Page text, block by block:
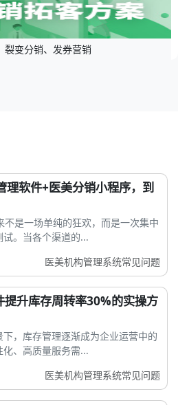
裂变分销、发券营销
理软件+医美分销小程序，到
是一场单纯的狂欢，而是一次集中
。当各个渠道的...
医美机构管理系统常见问题
提升库存周转率30%的实操方
，库存管理逐渐成为企业运营中的
、高质量服务需...
医美机构管理系统常见问题